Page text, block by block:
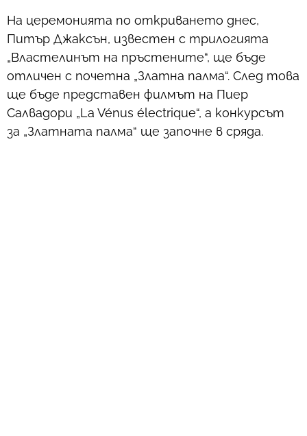
На церемонията по откриването днес,
Питър Джаксън, известен с трилогията
„Властелинът на пръстените“, ще бъде
отличен с почетна „Златна палма“. След това
ще бъде представен филмът на Пиер
Салвадори „La Vénus électrique“, а конкурсът
за „Златната палма“ ще започне в сряда.